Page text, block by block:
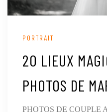
PORTRAIT
20 LIEUX
PHOTOS DE
PHOTOS DE COUPLE